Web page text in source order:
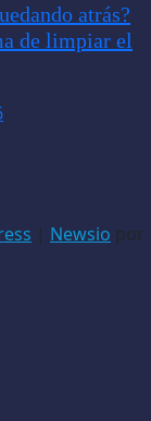
atrás?
de limpiar el
| Newsio por